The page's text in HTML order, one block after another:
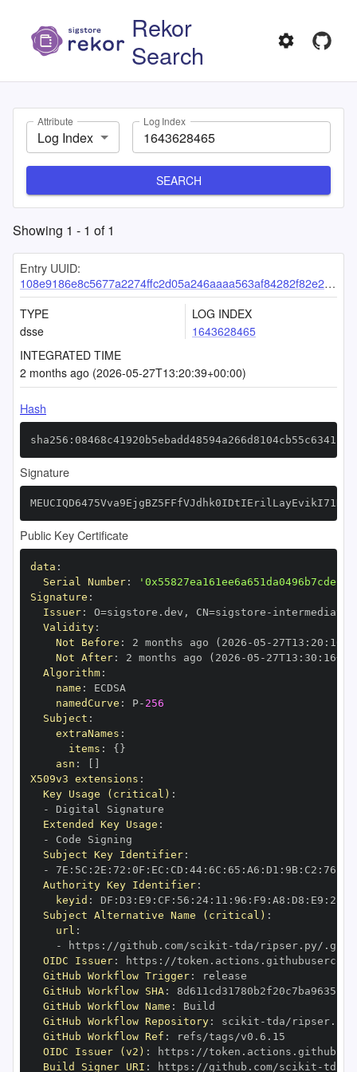
Rekor
Search
Attribute
Log Index
Log Index
SEARCH
Showing 1 - 1 of1
Entry UUID:
108e9186e8c5677a2274ffc2d05a246aaaa563af84282f82e23966dd83137869f0fcee8efce66186
TYPE
dsse
LOG INDEX
1643628465
INTEGRATED TIME
2 months ago (2026-05-27T13:20:39+00:00)
Hash
Signature
Public Key Certificate
data :
Serial Number:
Signature :
Issuer: O=sigstore.dev , CN=sigstore -
Validity:
Not Before : 2 months ago (2026 -05 - 27T13 : 20 :
Not After: 2 months ago (2026 -05 - 27T13 : 30 : 16+00
Algorithm:
name :
namedCurve : P- 256
Subject :
extraNames :
items : { }
asn :
X509v3 extensions :
Key Usage (critical) :
-
Extended Key Usage :
-
Subject Key Identifier:
-
7E : 5C : 2E : 72 : 0F : EC : CD : 44: 6C : 65 : A6 : D1 : 9B: C2 : 76
Authority Key Identifier:
keyid : DF : D3 : E9 : CF : 56 : 24: 11 : 96 : F9 : A8 : D8 : E9 : 28
Subject Alternative Name (critical) :
url :
-
https : //github.com/scikit -
OIDC Issuer: https :
GitHub Workflow Trigger:
GitHub Workflow SHA:
GitHub Workflow Name :
GitHub Workflow Repository: scikit -
GitHub Workflow Ref :
OIDC Issuer (v2) : https :
Build Signer URI : https : //github.com/scikit -